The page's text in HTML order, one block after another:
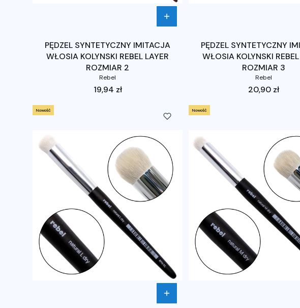
PĘDZEL SYNTETYCZNY IMITACJA
WŁOSIA KOLYNSKI REBEL LAYER
ROZMIAR 2
Rebel
Cena
19,94 zł
PĘDZEL SYNTETYCZNY
WŁOSIA KOLYNSKI
ROZMIAR 3
Rebel
Cena
20,90 zł
Nowość Nowość